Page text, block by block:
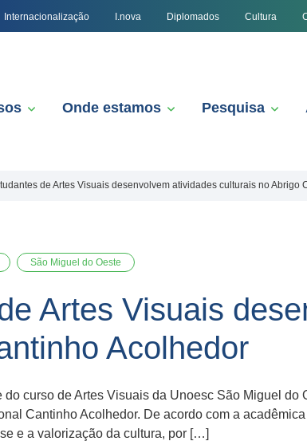
Internacionalização I.nova Diplomados Cultura
Onde estamos Pesquisa
de Artes Visuais desenvolvem atividades culturais no Abrigo
São Miguel do Oeste
Artes Visuais
Acolhedor
curso de Artes Visuais da Unoesc São Miguel
Cantinho Acolhedor. De acordo com a
e a valorização da cultura, por […]